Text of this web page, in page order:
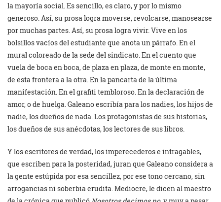
la mayoría social. Es sencillo, es claro, y por lo mismo
generoso. Así, su prosa logra moverse, revolcarse, manosearse
por muchas partes. Así, su prosa logra vivir. Vive en los
bolsillos vacíos del estudiante que anota un párrafo. En el
mural coloreado de la sede del sindicato. En el cuento que
vuela de boca en boca, de plaza en plaza, de monte en monte,
de esta frontera a la otra. En la pancarta de la última
manifestación. En el grafiti tembloroso. En la declaración de
amor, o de huelga. Galeano escribía para los nadies, los hijos de
nadie, los dueños de nada. Los protagonistas de sus historias,
los dueños de sus anécdotas, los lectores de sus libros.
Y los escritores de verdad, los imperecederos e intragables,
que escriben para la posteridad, juran que Galeano considera a
la gente estúpida por esa sencillez, por ese tono cercano, sin
arrogancias ni soberbia erudita. Mediocre, le dicen al maestro